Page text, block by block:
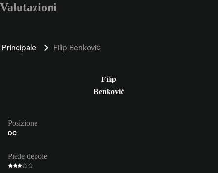
Valutazioni
Principale Filip Benković
Filip
Benković
Posizione
DC
Piede debole